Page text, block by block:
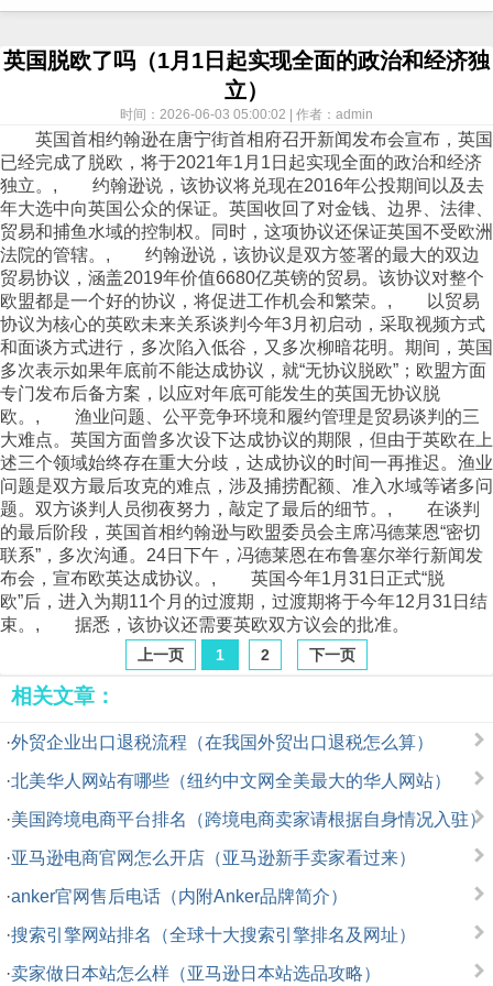
英国脱欧了吗（1月1日起实现全面的政治和经济独
立）
时间：2026-06-03 05:00:02 | 作者：admin
英国首相约翰逊在唐宁街首相府召开新闻发布会宣布，英国
已经完成了脱欧，将于2021年1月1日起实现全面的政治和经济
独立。, 约翰逊说，该协议将兑现在2016年公投期间以及去
年大选中向英国公众的保证。英国收回了对金钱、边界、法律、
贸易和捕鱼水域的控制权。同时，这项协议还保证英国不受欧洲
法院的管辖。, 约翰逊说，该协议是双方签署的最大的双边
贸易协议，涵盖2019年价值6680亿英镑的贸易。该协议对整个
欧盟都是一个好的协议，将促进工作机会和繁荣。, 以贸易
协议为核心的英欧未来关系谈判今年3月初启动，采取视频方式
和面谈方式进行，多次陷入低谷，又多次柳暗花明。期间，英国
多次表示如果年底前不能达成协议，就“无协议脱欧”；欧盟方面
专门发布后备方案，以应对年底可能发生的英国无协议脱
欧。, 渔业问题、公平竞争环境和履约管理是贸易谈判的三
大难点。英国方面曾多次设下达成协议的期限，但由于英欧在上
述三个领域始终存在重大分歧，达成协议的时间一再推迟。渔业
问题是双方最后攻克的难点，涉及捕捞配额、准入水域等诸多问
题。双方谈判人员彻夜努力，敲定了最后的细节。, 在谈判
的最后阶段，英国首相约翰逊与欧盟委员会主席冯德莱恩“密切
联系”，多次沟通。24日下午，冯德莱恩在布鲁塞尔举行新闻发
布会，宣布欧英达成协议。, 英国今年1月31日正式“脱
欧”后，进入为期11个月的过渡期，过渡期将于今年12月31日结
束。, 据悉，该协议还需要英欧双方议会的批准。
上一页 1 2 下一页
相关文章：
·外贸企业出口退税流程（在我国外贸出口退税怎么算）
·北美华人网站有哪些（纽约中文网全美最大的华人网站）
·美国跨境电商平台排名（跨境电商卖家请根据自身情况入驻）
·亚马逊电商官网怎么开店（亚马逊新手卖家看过来）
·anker官网售后电话（内附Anker品牌简介）
·搜索引擎网站排名（全球十大搜索引擎排名及网址）
·卖家做日本站怎么样（亚马逊日本站选品攻略）